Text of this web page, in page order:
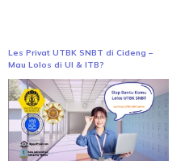
Les Privat UTBK SNBT di Cideng –
Mau Lolos di UI & ITB?